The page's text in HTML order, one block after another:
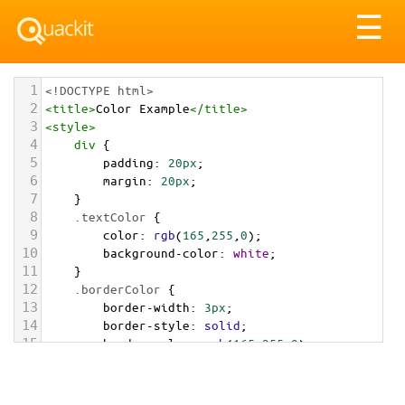
☰
1 <!DOCTYPE html>
2 <title>Color Example</title>
3 <style>
4 div {
5 padding: 20px;
6 margin: 20px;
7 }
8 .textColor {
9 color: rgb(165 255 0);
10 background-color: white;
11 }
12 .borderColor {
13 border-width: 3px;
14 border-style: solid;
15 border-color: rgb(165,255,0);